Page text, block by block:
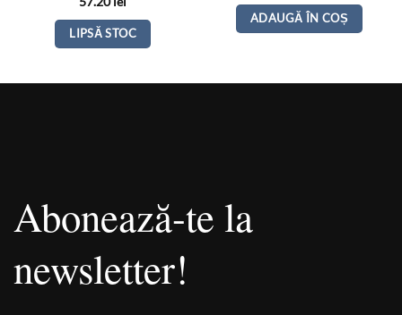
LIPSĂ STOC
ADAUGĂ ÎN COȘ
Abonează-te la
newsletter!